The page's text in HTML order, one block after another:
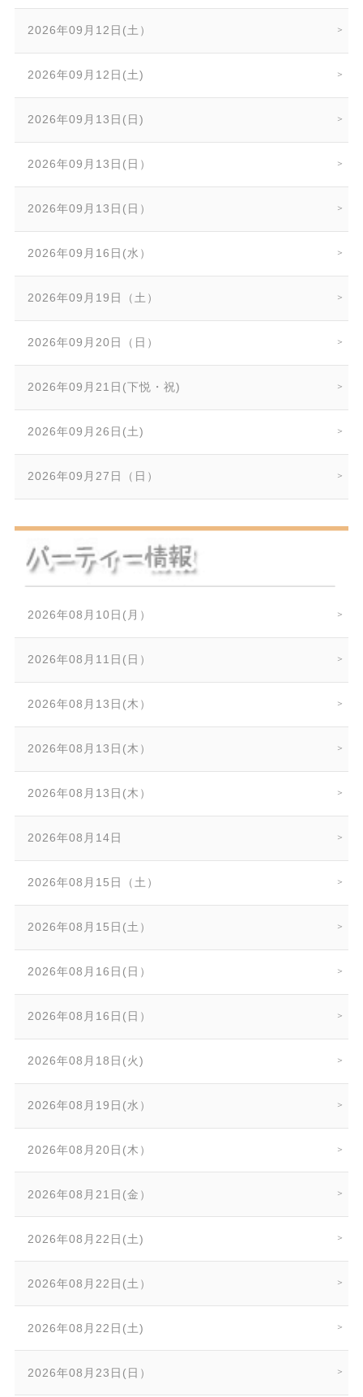
2026年09月12日(土）
2026年09月12日(土)
2026年09月13日(日)
2026年09月13日(日）
2026年09月13日(日）
2026年09月16日(水）
2026年09月19日（土）
2026年09月20日（日）
2026年09月21日(下悦・祝)
2026年09月26日(土)
2026年09月27日（日）
2026年08月10日(月）
2026年08月11日(日）
2026年08月13日(木）
2026年08月13日(木）
2026年08月13日(木）
2026年08月14日
2026年08月15日（土）
2026年08月15日(土）
2026年08月16日(日）
2026年08月16日(日）
2026年08月18日(火)
2026年08月19日(水）
2026年08月20日(木）
2026年08月21日(金）
2026年08月22日(土)
2026年08月22日(土）
2026年08月22日(土)
2026年08月23日(日）